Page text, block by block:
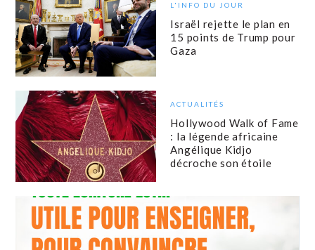
L'INFO DU JOUR
Israël rejette le plan en
15 points de Trump pour
Gaza
ACTUALITÉS
Hollywood Walk of Fame
: la légende africaine
Angélique Kidjo
décroche son étoile